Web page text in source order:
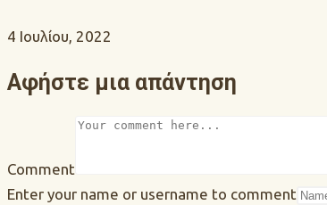
4 Ιουλίου, 2022
Αφήστε μια απάντηση
Comment
Enter your name or username to comment